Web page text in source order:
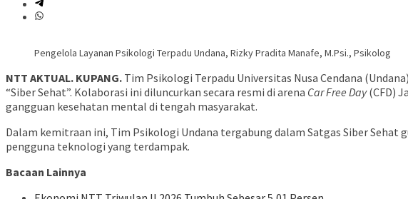
Pengelola Layanan Psikologi Terpadu Undana, Rizky Pradita Manafe, M.Psi., Psikolog
NTT AKTUAL. KUPANG. Tim Psikologi Terpadu Universitas Nusa Cendana
“Siber Sehat”. Kolaborasi ini diluncurkan secara resmi di arena Car Free Day(CFD)
gangguan kesehatan mental di tengah masyarakat.
Dalam kemitraan ini, Tim Psikologi Undana tergabung dalam Satgas Siber
pengguna teknologi yang terdampak.
Bacaan Lainnya